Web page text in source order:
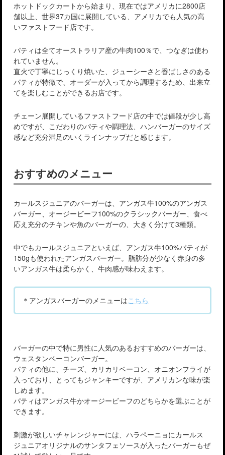
ホットドックカートから始まり、現在ではアメリカに2800店
舗以上、世界37カ国に展開している、アメリカでも人気の高
いファストフード店です。
パティは全てオーストラリア産の牛肉100％で、つなぎは使わ
れていません。
直火で丁寧にじっくり焼いた、ジューシーさと香ばしさのある
パティが特徴で、オーダーが入ってから調理するため、出来立
てを楽しむことができるお店です。
チェーン展開しているファストフード店の中では値段が少し高
めですが、こだわりのパティや調理法、ハンバーガーのサイズ
感など充分満足のいくラインナップだと感じます。
おすすめのメニュー
カールスジュニアのバーガーは、アンガス牛100%のアンガス
バーガー、オージービーフ100%のクラシックバーガー、食べ
応え充分のチキンや魚のバーガーの、大きく分けて3種類。
中でもカールスジュニアといえば、アンガス牛100%パティが
150gも使われたアンガスバーガー。脂肪分が少なく赤身の多
いアンガス牛は柔らかく、牛肉感が味わえます。
＊アンガスバーガーのメニューはこちら
バーガーの中で特に男性に人気のあるおすすめのバーガーは、
ウェスタンベーコンバーガー。
パティの他に、チーズ、カリカリベーコン、オニオンフライが
入っており、とってもジャンキーですが、アメリカンな味が楽
しめます。
パティはアンガス牛かオージービーフのどちらかを選ぶことが
できます。
刺激が欲しいチャレンジャーには、ハラペーニョにカールス
ジュニアオリジナルのサンタフェソースが入ったバーガーもぜ